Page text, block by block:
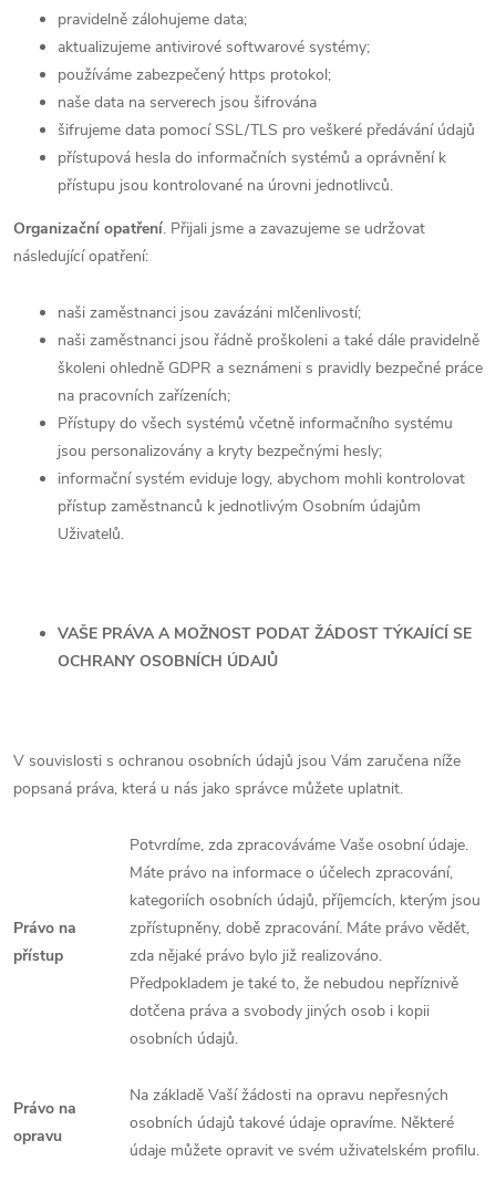
pravidelně zálohujeme data;
aktualizujeme antivirové softwarové systémy;
používáme zabezpečený https protokol;
naše data na serverech jsou šifrována
šifrujeme data pomocí SSL/TLS pro veškeré předávání údajů
přístupová hesla do informačních systémů a oprávnění k
přístupu jsou kontrolované na úrovni jednotlivců.
Organizační opatření. Přijali jsme a zavazujeme se udržovat
následující opatření:
naši zaměstnanci jsou zavázáni mlčenlivostí;
naši zaměstnanci jsou řádně proškoleni a také dále pravidelně
školeni ohledně GDPR a seznámeni s pravidly bezpečné práce
na pracovních zařízeních;
Přístupy do všech systémů včetně informačního systému
jsou personalizovány a kryty bezpečnými hesly;
informační systém eviduje logy, abychom mohli kontrolovat
přístup zaměstnanců k jednotlivým Osobním údajům
Uživatelů.
VAŠE PRÁVA A MOŽNOST PODAT ŽÁDOST TÝKAJÍCÍ SE
OCHRANY OSOBNÍCH ÚDAJŮ
V souvislosti s ochranou osobních údajů jsou Vám zaručena níže
popsaná práva, která u nás jako správce můžete uplatnit.
Právo na
přístup
Potvrdíme, zda zpracováváme Vaše osobní údaje.
Máte právo na informace o účelech zpracování,
kategoriích osobních údajů, příjemcích, kterým jsou
zpřístupněny, době zpracování. Máte právo vědět,
zda nějaké právo bylo již realizováno.
Předpokladem je také to, že nebudou nepříznivě
dotčena práva a svobody jiných osob i kopii
osobních údajů.
Právo na
opravu
Na základě Vaší žádosti na opravu nepřesných
osobních údajů takové údaje opravíme. Některé
údaje můžete opravit ve svém uživatelském profilu.